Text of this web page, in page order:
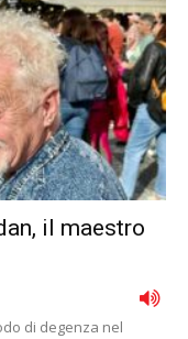
il maestro
di degenza nel